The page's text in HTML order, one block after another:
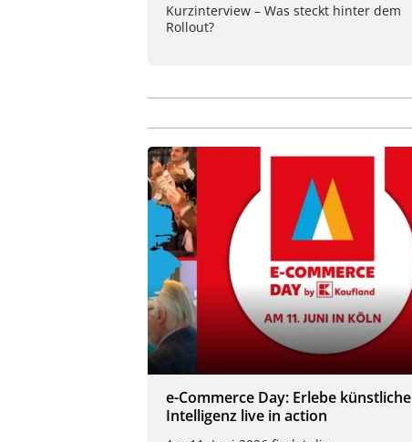
Kurzinterview – Was steckt hinter dem
Rollout?
e-Commerce Day: Erlebe künstliche
Intelligenz live in action